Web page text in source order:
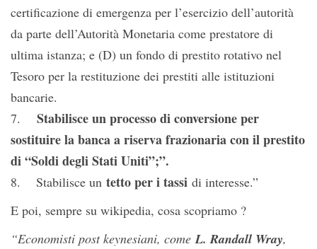
certificazione di emergenza per l’esercizio dell’autorità
da parte dell’Autorità Monetaria come prestatore di
ultima istanza; e (D) un fondo di prestito rotativo nel
Tesoro per la restituzione dei prestiti alle istituzioni
bancarie.
7.
Stabilisce un processo di conversione per
sostituire la banca a riserva frazionaria con il prestito
di “Soldi degli Stati Uniti”;”.
8. Stabilisce un tetto per i tassi di interesse.”
E poi, sempre su wikipedia, cosa scopriamo ?
“Economisti post keynesiani, comeL. Randall Wray,